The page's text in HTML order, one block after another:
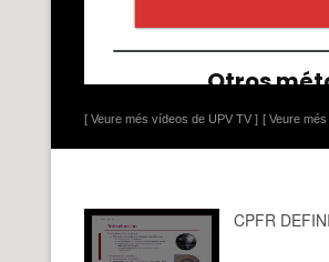
[ Veure més vídeos de UPV TV ] [ Veure
CPFR